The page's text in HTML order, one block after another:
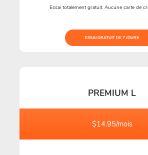
Essai totalement gratuit. Aucune carte de
ESSAI GRATUIT DE 7 JOURS
PREMIUM L
$14.95/mois